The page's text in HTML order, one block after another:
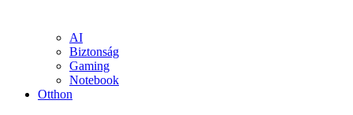
AI
Biztonság
Gaming
Notebook
Otthon